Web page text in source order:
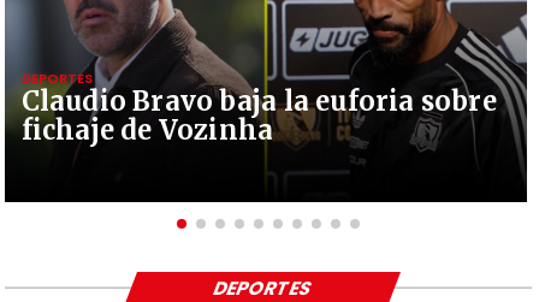
Claudio Bravo baja la euforia sobre
fichaje de Vozinha
DEPORTES
DEPORTES